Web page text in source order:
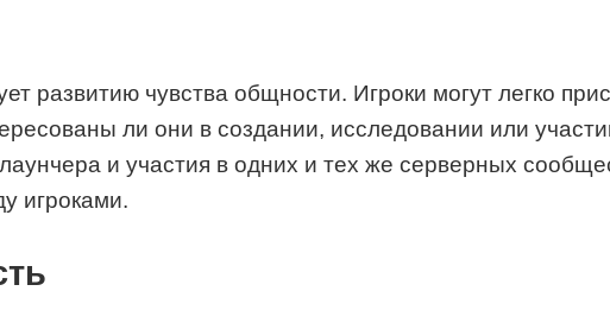
развитию чувства общности. Игроки могут легко
ли они в создании, исследовании или
и участия в одних и тех же серверных
игроками.